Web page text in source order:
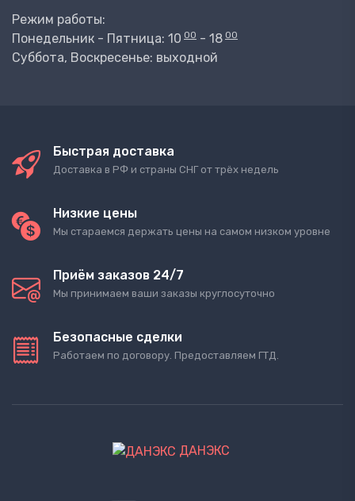
Режим работы:
Понедельник - Пятница: 10 00 - 18 00
Суббота, Воскресенье: выходной
Быстрая доставка
Доставка в РФ и страны СНГ от трёх недель
Низкие цены
Мы стараемся держать цены на самом низком уровне
Приём заказов 24/7
Мы принимаем ваши заказы круглосуточно
Безопасные сделки
Работаем по договору. Предоставляем ГТД.
ДАНЭКС